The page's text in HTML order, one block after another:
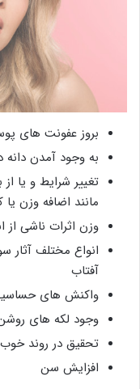
بروز عفونت های
به وجود آمدن
تغییر شرایط و یا
مانند اضافه وزن
وزن اثرات ناشی از
انواع مختلف آثار
آفتاب
واکنش های
وجود لکه های
تحقیق در روند
افزایش سن